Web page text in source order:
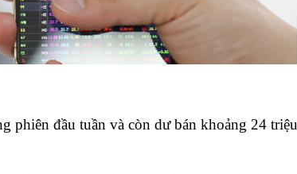
phiên đầu tuần và còn dư bán khoảng 24 triệu